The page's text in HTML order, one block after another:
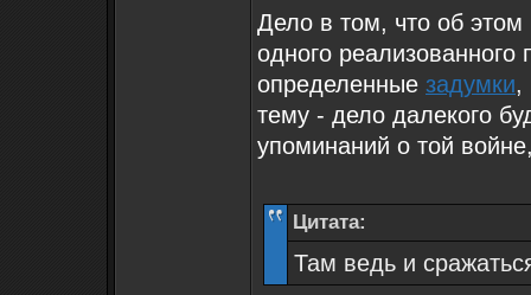
Дело в том, что об этом
одного
определенные задумки,
тему - дело далекого
упоминаний о той
Цитата:
Там ведь и